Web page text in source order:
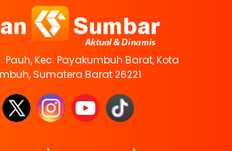
Pauh, Kec. Payakumbuh Barat, Kota
Sumatera Barat 26221